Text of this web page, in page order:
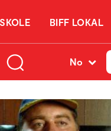
BIFF LOKAL
No